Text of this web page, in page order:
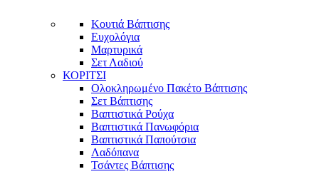
Κουτιά Βάπτισης
Ευχολόγια
Μαρτυρικά
Σετ Λαδιού
ΚΟΡΙΤΣΙ
Ολοκληρωμένο Πακέτο Βάπτισης
Σετ Βάπτισης
Βαπτιστικά Ρούχα
Βαπτιστικά Πανωφόρια
Βαπτιστικά Παπούτσια
Λαδόπανα
Τσάντες Βάπτισης